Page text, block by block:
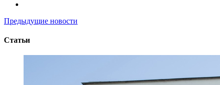
Предыдущие новости
Статьи